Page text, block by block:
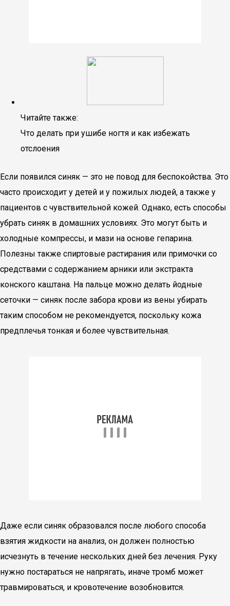
Читайте также:
Что делать при ушибе ногтя и как избежать
отслоения
Если появился синяк — это не повод для беспокойства. Это
часто происходит у детей и у пожилых людей, а также у
пациентов с чувствительной кожей. Однако, есть способы
убрать синяк в домашних условиях. Это могут быть и
холодные компрессы, и мази на основе гепарина.
Полезны также спиртовые растирания или примочки со
средствами с содержанием арники или экстракта
конского каштана. На пальце можно делать йодные
сеточки — синяк после забора крови из вены убирать
таким способом не рекомендуется, поскольку кожа
предплечья тонкая и более чувствительная.
Даже если синяк образовался после любого способа
взятия жидкости на анализ, он должен полностью
исчезнуть в течение нескольких дней без лечения. Руку
нужно постараться не напрягать, иначе тромб может
травмироваться, и кровотечение возобновится.